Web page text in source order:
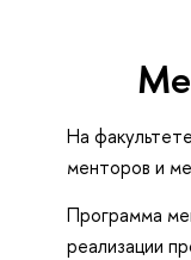
На
менторов и
Программа
реализации